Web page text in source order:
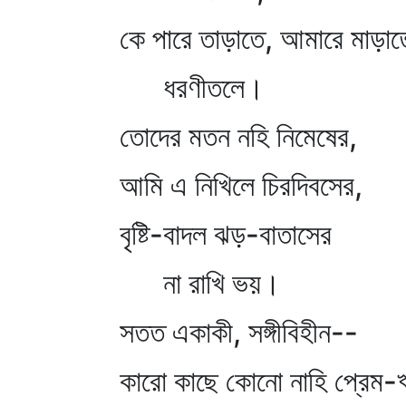
কে পারে তাড়াতে, আমারে
ধরণীতলে।
তোদের মতন নহি নিমেষের,
আমি এ নিখিলে চিরদিবসের,
বৃষ্টি-বাদল ঝড়-বাতাসের
না রাখি ভয়।
সতত একাকী, সঙ্গীবিহীন--
কারো কাছে কোনো নাহি